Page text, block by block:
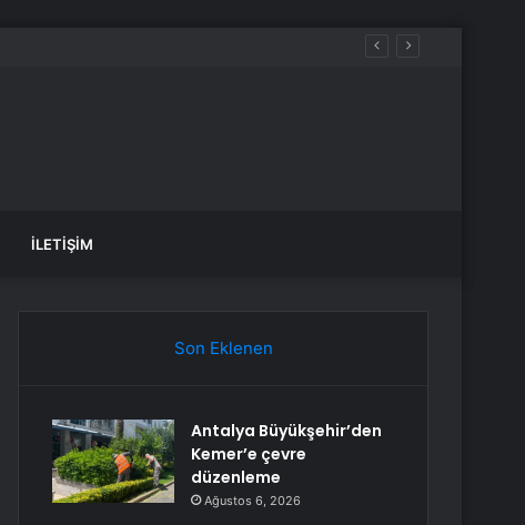
İLETIŞIM
Son Eklenen
Antalya Büyükşehir’den
Kemer’e çevre
düzenleme
Ağustos 6, 2026